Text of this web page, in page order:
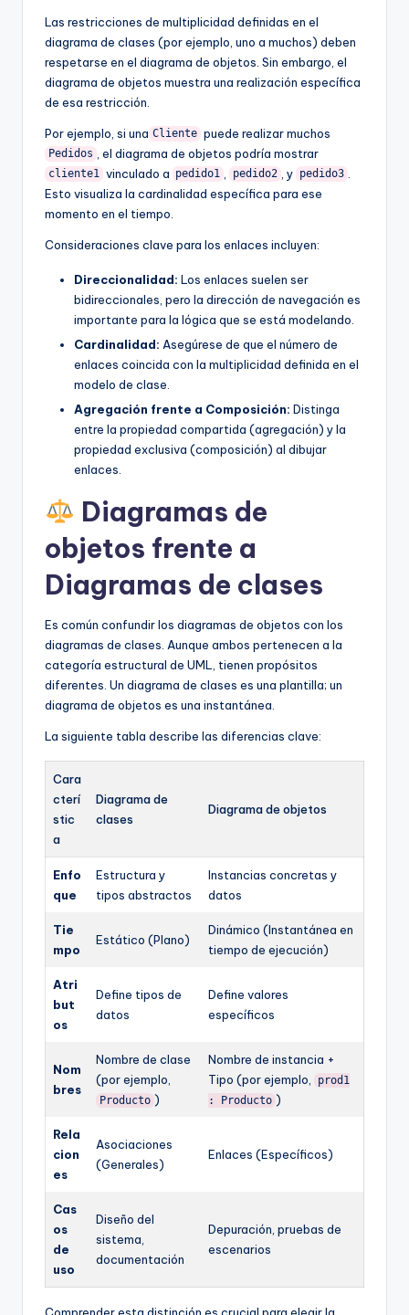
Las restricciones de multiplicidad definidas en el
diagrama de clases (por ejemplo, uno a muchos) deben
respetarse en el diagrama de objetos. Sin embargo, el
diagrama de objetos muestra una realización específica
de esa restricción.
Por ejemplo, si una Cliente puede realizar muchos
Pedidos , el diagrama de objetos podría mostrar
cliente1 vinculado a pedido1 pedido2 , y pedido3
Esto visualiza la cardinalidad específica para ese
momento en el tiempo.
Consideraciones clave para los enlaces incluyen:
Direccionalidad: Los enlaces suelen ser
bidireccionales, pero la dirección de navegación es
importante para la lógica que se está modelando.
Cardinalidad: Asegúrese de que el número de
enlaces coincida con la multiplicidad definida en el
modelo de clase.
Agregación frente a Composición: Distinga
entre la propiedad compartida (agregación) y la
propiedad exclusiva (composición) al dibujar
enlaces.
Diagramas de
objetos frente a
Diagramas de clases
Es común confundir los diagramas de objetos con los
diagramas de clases. Aunque ambos pertenecen a la
categoría estructural de UML, tienen propósitos
diferentes. Un diagrama de clases es una plantilla; un
diagrama de objetos es una instantánea.
La siguiente tabla describe las diferencias clave:
Cara
cterí
stic
a
Diagrama de
clases
Diagrama de objetos
Enfo
que
Estructura y
tipos abstractos
Instancias concretas y
datos
Tie
mpo
Estático (Plano)
Dinámico (Instantánea en
tiempo de ejecución)
Atri
but
os
Define tipos de
datos
Define valores
específicos
Nom
bres
Nombre de clase
(por ejemplo,
Producto )
Nombre de instancia +
Tipo (por ejemplo,
prod1
: Producto )
Rela
cion
es
Asociaciones
(Generales)
Enlaces (Específicos)
Cas
os
de
uso
Diseño del
sistema,
documentación
Depuración, pruebas de
escenarios